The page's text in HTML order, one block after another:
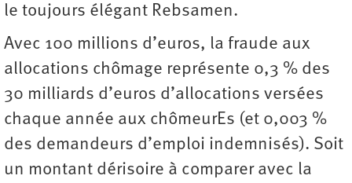
le toujours élégant Rebsamen.
Avec 100 millions d’euros, la fraude aux
allocations chômage représente 0,3 % des
30 milliards d’euros d’allocations versées
chaque année aux chômeurEs (et 0,003 %
des demandeurs d’emploi indemnisés). Soit
un montant dérisoire à comparer avec la